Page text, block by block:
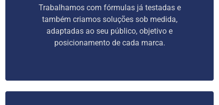
Trabalhamos com fórmulas já testadas e
também criamos soluções sob medida,
adaptadas ao seu público, objetivo e
posicionamento de cada marca.